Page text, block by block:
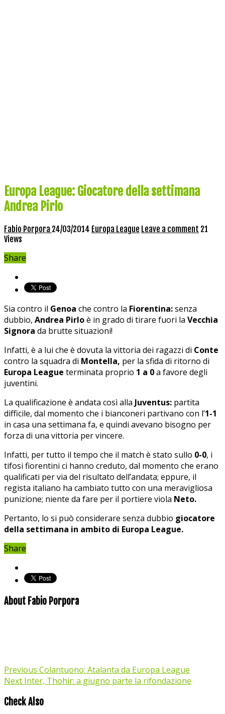
Europa League: Giocatore della settimana
Andrea Pirlo
Fabio Porpora 24/03/2014 Europa League Leave a comment 21
Views
Share
Sia contro il Genoa che contro la Fiorentina:senza
dubbio, Andrea Pirloè in grado di tirare fuori la Vecchia
Signora da brutte situazioni!
Infatti, è a lui che è dovuta la vittoria dei ragazzi di Conte
contro la squadra di Montella, per la sfida di ritorno di
Europa League terminata proprio 1 a 0a favore degli
juventini.
La qualificazione è andata così alla Juventus: partita
difficile, dal momento che i bianconeri partivano con l’1-1
in casa una settimana fa, e quindi avevano bisogno per
forza di una vittoria per vincere.
Infatti, per tutto il tempo che il match è stato sullo 0-0, i
tifosi fiorentini ci hanno creduto, dal momento che erano
qualificati per via del risultato dell’andata; eppure, il
regista italiano ha cambiato tutto con una meravigliosa
punizione; niente da fare per il portiere viola Neto.
Pertanto, lo si può considerare senza dubbio giocatore
della settimana in ambito di Europa League.
Share
About Fabio Porpora
Previous Colantuono: Atalanta da Europa League
Next Inter, Thohir: a giugno parte la rifondazione
Check Also